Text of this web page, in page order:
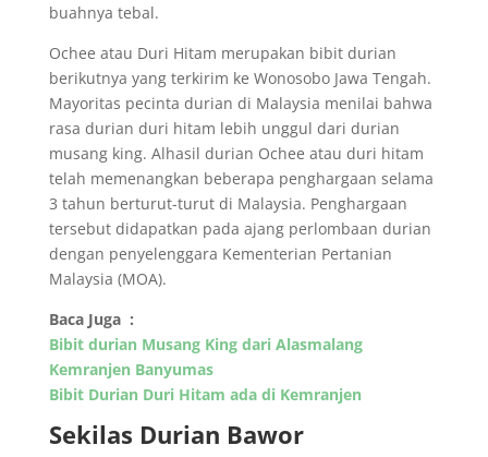
buahnya tebal.
Ochee atau Duri Hitam merupakan bibit durian
berikutnya yang terkirim ke Wonosobo Jawa Tengah.
Mayoritas pecinta durian di Malaysia menilai bahwa
rasa durian duri hitam lebih unggul dari durian
musang king. Alhasil durian Ochee atau duri hitam
telah memenangkan beberapa penghargaan selama
3 tahun berturut-turut di Malaysia. Penghargaan
tersebut didapatkan pada ajang perlombaan durian
dengan penyelenggara Kementerian Pertanian
Malaysia (MOA).
Baca Juga :
Bibit durian Musang King dari Alasmalang
Kemranjen Banyumas
Bibit Durian Duri Hitam ada di Kemranjen
Sekilas Durian Bawor